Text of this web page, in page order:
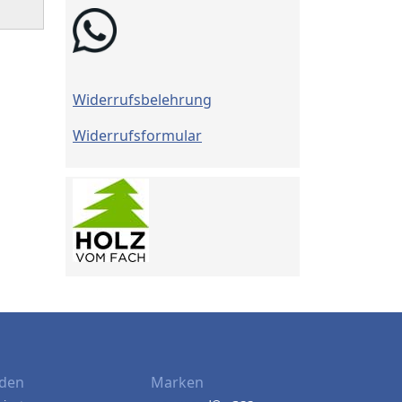
Widerrufsbelehrung
Widerrufsformular
Marken